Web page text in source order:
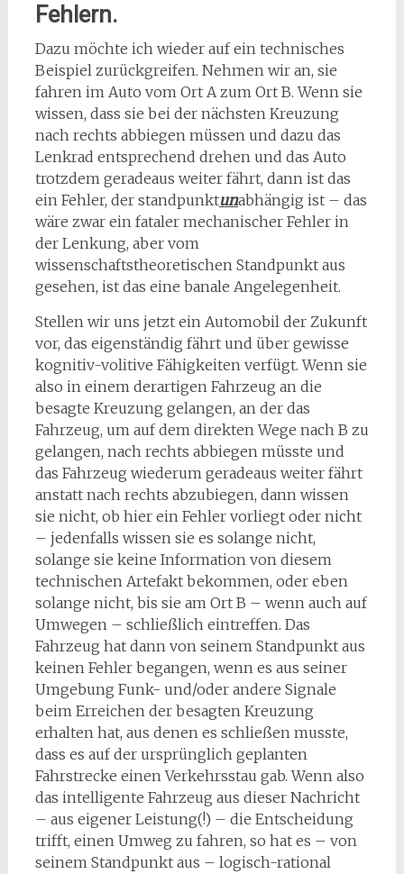
Fehlern.
Dazu möchte ich wieder auf ein technisches
Beispiel zurückgreifen. Nehmen wir an, sie
fahren im Auto vom Ort A zum Ort B. Wenn sie
wissen, dass sie bei der nächsten Kreuzung
nach rechts abbiegen müssen und dazu das
Lenkrad entsprechend drehen und das Auto
trotzdem geradeaus weiter fährt, dann ist das
ein Fehler, der standpunktunabhängig ist – das
wäre zwar ein fataler mechanischer Fehler in
der Lenkung, aber vom
wissenschaftstheoretischen Standpunkt aus
gesehen, ist das eine banale Ange­legenheit.
Stellen wir uns jetzt ein Automobil der Zukunft
vor, das eigenständig fährt und über gewisse
kognitiv-volitive Fähigkeiten verfügt. Wenn sie
also in einem derartigen Fahrzeug an die
besagte Kreuzung gelangen, an der das
Fahrzeug, um auf dem direkten Wege nach B zu
gelangen, nach rechts abbiegen müsste und
das Fahrzeug wiederum geradeaus weiter fährt
anstatt nach rechts abzubiegen, dann wissen
sie nicht, ob hier ein Fehler vorliegt oder nicht
– jedenfalls wissen sie es solange nicht,
solange sie keine Information von diesem
technischen Artefakt bekommen, oder eben
solange nicht, bis sie am Ort B – wenn auch auf
Umwegen – schließlich eintreffen. Das
Fahrzeug hat dann von seinem Standpunkt aus
keinen Fehler begangen, wenn es aus seiner
Umgebung Funk- und/oder andere Signale
beim Errei­chen der besagten Kreuzung
erhalten hat, aus denen es schließen musste,
dass es auf der ursprünglich geplanten
Fahrstrecke einen Verkehrsstau gab. Wenn also
das intelligente Fahrzeug aus dieser Nach­richt
– aus eigener Leistung(!) – die Entscheidung
trifft, einen Umweg zu fahren, so hat es – von
seinem Standpunkt aus – logisch-rational